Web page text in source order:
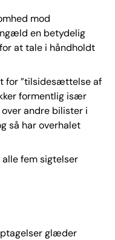
mod
en betydelig
at tale i håndholdt
for ”tilsidesættelse af
formentlig især
andre bilister i
så har overhalet
fem sigtelser
glæder